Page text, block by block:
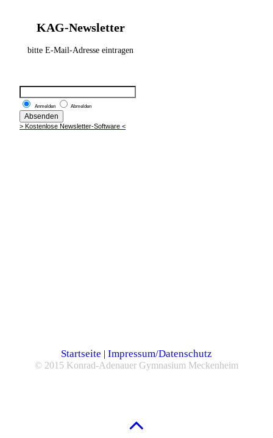
KAG-Newsletter
bitte E-Mail-Adresse eintragen
Startseite | Impressum/Datenschutz
© 2015 Konrad-Adenauer Gymnasium Meckenheim